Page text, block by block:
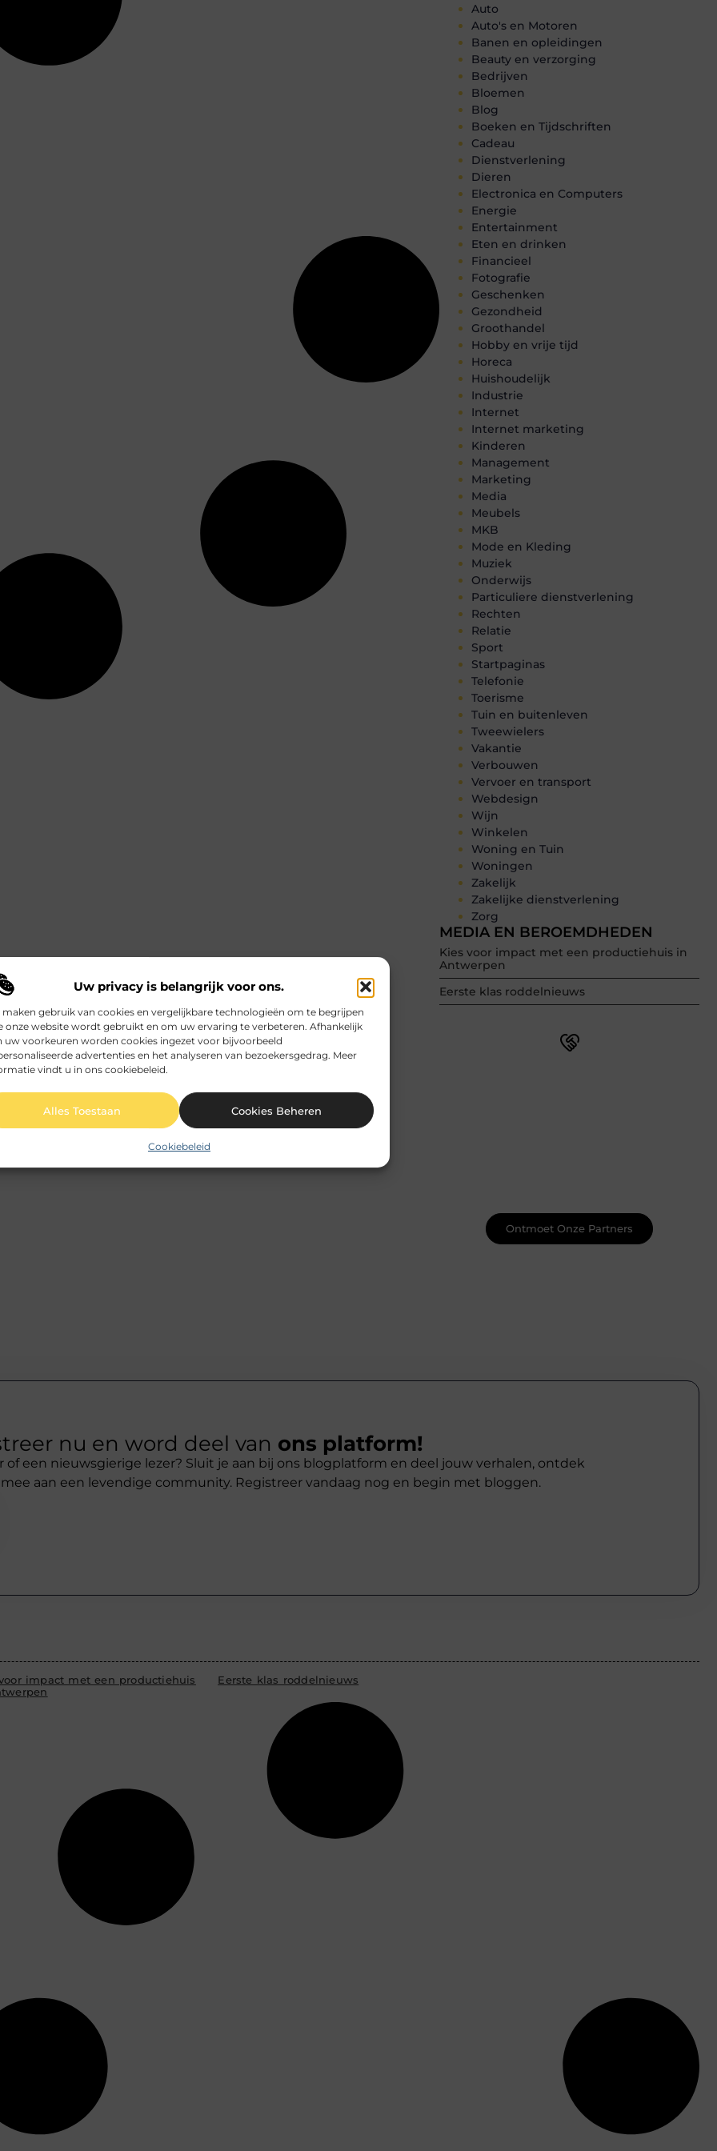
Uw privacy is belangrijk voor ons.
maken gebruik van cookies en vergelijkbare technologieën om te begrijpen
onze website wordt gebruikt en om uw ervaring te verbeteren. Afhankelijk
uw voorkeuren worden cookies ingezet voor bijvoorbeeld
advertenties en het analyseren van bezoekersgedrag. Meer
vindt u in ons cookiebeleid.
Alles Toestaan Cookies Beheren
Cookiebeleid
Auto
Auto's en Motoren
Banen en opleidingen
Beauty en verzorging
Bedrijven
Bloemen
Blog
Boeken en Tijdschriften
Cadeau
Dienstverlening
Dieren
Electronica en Computers
Energie
Entertainment
Eten en drinken
Financieel
Fotografie
Geschenken
Gezondheid
Groothandel
Hobby en vrije tijd
Horeca
Huishoudelijk
Industrie
Internet
Internet marketing
Kinderen
Management
Marketing
Media
Meubels
MKB
Mode en Kleding
Muziek
Onderwijs
Particuliere dienstverlening
Rechten
Relatie
Sport
Startpaginas
Telefonie
Toerisme
Tuin en buitenleven
Tweewielers
Vakantie
Verbouwen
Vervoer en transport
Webdesign
Wijn
Winkelen
Woning en Tuin
Woningen
Zakelijk
Zakelijke dienstverlening
Zorg
MEDIA EN BEROEMDHEDEN
Kies voor impact met een productiehuis in
Antwerpen
Eerste klas roddelnieuws
Ontmoet Onze Partners
nu en word deel van ons platform!
of een nieuwsgierige lezer? Sluit je aan bij ons blogplatform en deel jouw verhalen, ontdek
aan een levendige community. Registreer vandaag nog en begin met bloggen.
impact met een productiehuis
Eerste klas roddelnieuws